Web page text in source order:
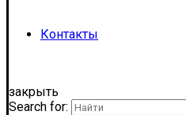
Контакты
закрыть
Search for: